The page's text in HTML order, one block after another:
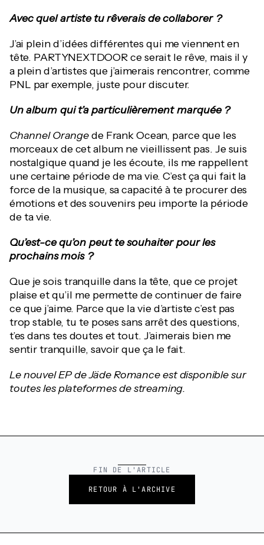
Avec quel artiste tu rêverais de collaborer ?
J’ai plein d’idées différentes qui me viennent en
tête. PARTYNEXTDOOR ce serait le rêve, mais il y
a plein d’artistes que j’aimerais rencontrer, comme
PNL par exemple, juste pour discuter.
Un album qui t’a particulièrement marquée ?
Channel Orangede Frank Ocean, parce que les
morceaux de cet album ne vieillissent pas. Je suis
nostalgique quand je les écoute, ils me rappellent
une certaine période de ma vie. C’est ça qui fait la
force de la musique, sa capacité à te procurer des
émotions et des souvenirs peu importe la période
de ta vie.
Qu’est-ce qu’on peut te souhaiter pour les
prochains mois ?
Que je sois tranquille dans la tête, que ce projet
plaise et qu’il me permette de continuer de faire
ce que j’aime. Parce que la vie d’artiste c’est pas
trop stable, tu te poses sans arrêt des questions,
t’es dans tes doutes et tout. J’aimerais bien me
sentir tranquille, savoir que ça le fait.
Le nouvel EP de Jäde Romance est disponible sur
toutes les plateformes de streaming.
FIN DE L'ARTICLE
RETOUR À L'ARCHIVE